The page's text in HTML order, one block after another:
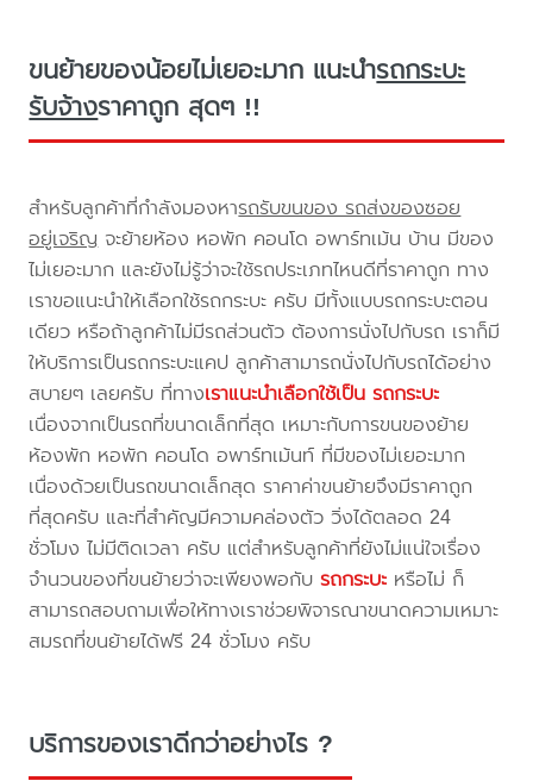
ขนย้ายของน้อยไม่เยอะมาก แนะนำรถกระบะ
รับจ้างราคาถูก สุดๆ !!
สำหรับลูกค้าที่กำลังมองหารถรับขนของ รถส่งของซอย
อยู่เจริญ จะย้ายห้อง หอพัก คอนโด อพาร์ทเม้น บ้าน มีของ
ไม่เยอะมาก และยังไม่รู้ว่าจะใช้รถประเภทไหนดีที่ราคาถูก ทาง
เราขอแนะนำให้เลือกใช้รถกระบะ ครับ มีทั้งแบบรถกระบะตอน
เดียว หรือถ้าลูกค้าไม่มีรถส่วนตัว ต้องการนั่งไปกับรถ เราก็มี
ให้บริการเป็นรถกระบะแคป ลูกค้าสามารถนั่งไปกับรถได้อย่าง
สบายๆ เลยครับ ที่ทางเราแนะนำเลือกใช้เป็น รถกระบะ
เนื่องจากเป็นรถที่ขนาดเล็กที่สุด เหมาะกับการขนของย้าย
ห้องพัก หอพัก คอนโด อพาร์ทเม้นท์ ที่มีของไม่เยอะมาก
เนื่องด้วยเป็นรถขนาดเล็กสุด ราคาค่าขนย้ายจึงมีราคาถูก
ที่สุดครับ และที่สำคัญมีความคล่องตัว วิ่งได้ตลอด 24
ชั่วโมง ไม่มีติดเวลา ครับ แต่สำหรับลูกค้าที่ยังไม่แน่ใจเรื่อง
จำนวนของที่ขนย้ายว่าจะเพียงพอกับรถกระบะ หรือไม่ ก็
สามารถสอบถามเพื่อให้ทางเราช่วยพิจารณาขนาดความเหมาะ
สมรถที่ขนย้ายได้ฟรี 24 ชั่วโมง ครับ
บริการของเราดีกว่าอย่างไร ?